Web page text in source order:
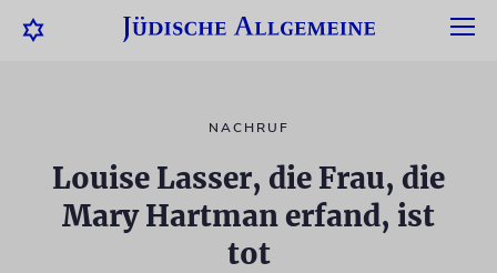
NACHRUF
Louise Lasser, die Frau, die
Mary Hartman erfand, ist
tot